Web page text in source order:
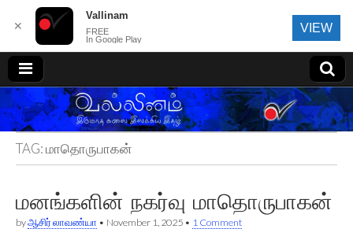
வல்லினம்
TAG:மாதொருபாகன்
மனங்களின் நகர்வு மாதொருபாகன்
byஆசிர் லாவண்யா • November 1, 2025 • 1 Comment
✕
Vallinam
FREE
In Google Play
VIEW